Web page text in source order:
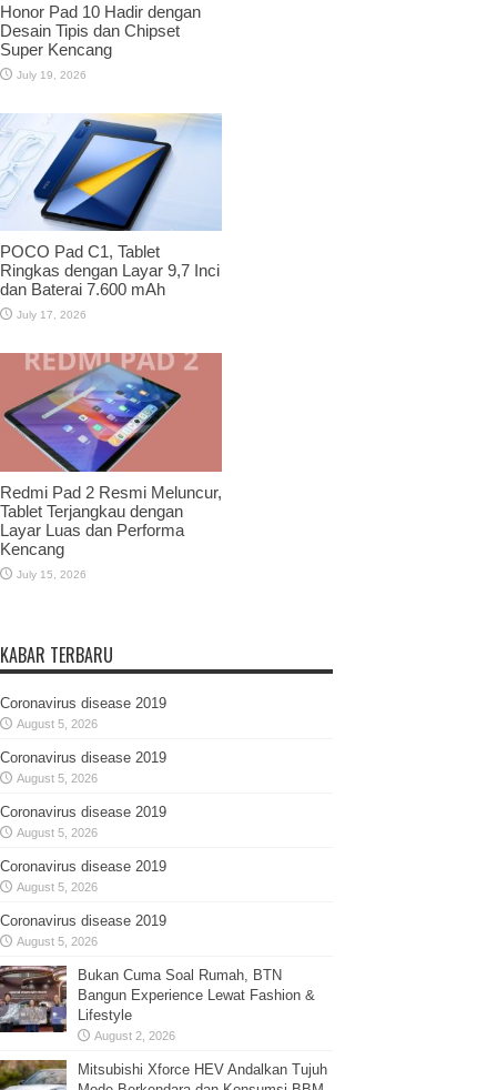
Honor Pad 10 Hadir dengan
Desain Tipis dan Chipset
Super Kencang
July 19, 2026
POCO Pad C1, Tablet
Ringkas dengan Layar 9,7 Inci
dan Baterai 7.600 mAh
July 17, 2026
Redmi Pad 2 Resmi Meluncur,
Tablet Terjangkau dengan
Layar Luas dan Performa
Kencang
July 15, 2026
KABAR TERBARU
Coronavirus disease 2019
August 5, 2026
Coronavirus disease 2019
August 5, 2026
Coronavirus disease 2019
August 5, 2026
Coronavirus disease 2019
August 5, 2026
Coronavirus disease 2019
August 5, 2026
Bukan Cuma Soal Rumah, BTN
Bangun Experience Lewat Fashion &
Lifestyle
August 2, 2026
Mitsubishi Xforce HEV Andalkan Tujuh